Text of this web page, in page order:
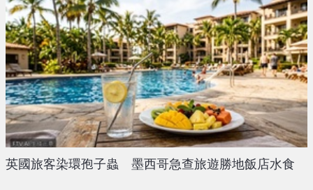
英國旅客染環孢子蟲 墨西哥急查旅遊勝地飯店水食